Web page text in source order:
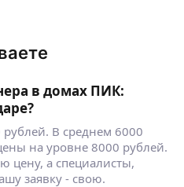
в домах ПИК:
В среднем 6000
на уровне 8000 рублей.
цену, а специалисты,
заявку - свою.